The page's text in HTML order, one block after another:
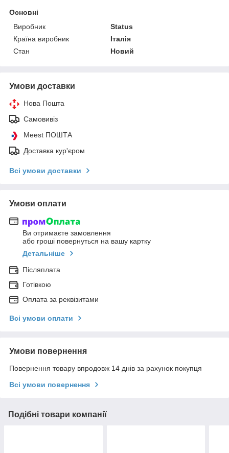
Основні
Виробник
Status
Країна виробник
Італія
Стан
Новий
Умови доставки
Нова Пошта
Самовивіз
Meest ПОШТА
Доставка кур'єром
Всі умови доставки
Умови оплати
Ви отримаєте замовлення
або гроші повернуться на вашу картку
Детальніше
Післяплата
Готівкою
Оплата за реквізитами
Всі умови оплати
Умови повернення
Повернення товару впродовж 14 днів за рахунок покупця
Всі умови повернення
Подібні товари компанії